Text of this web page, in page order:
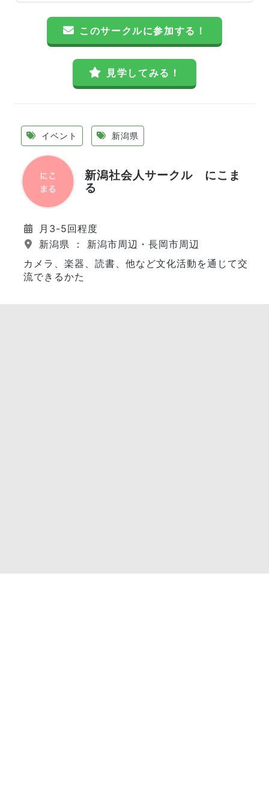
このサークルに参加する！
見学してみる！
イベント 新潟県
新潟社会人サークル にこま
る
月3-5回程度
新潟県 ： 新潟市周辺・長岡市周辺
カメラ、楽器、読書、他など文化活動を通じて交
流できるかた